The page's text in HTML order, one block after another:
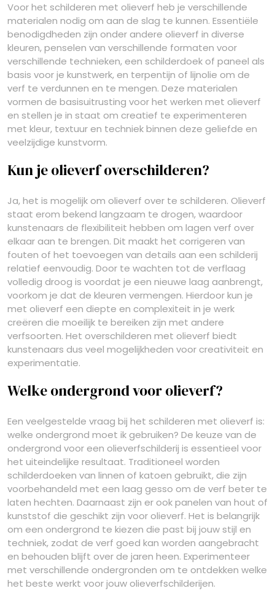
Voor het schilderen met olieverf heb je verschillende
materialen nodig om aan de slag te kunnen. Essentiële
benodigdheden zijn onder andere olieverf in diverse
kleuren, penselen van verschillende formaten voor
verschillende technieken, een schilderdoek of paneel als
basis voor je kunstwerk, en terpentijn of lijnolie om de
verf te verdunnen en te mengen. Deze materialen
vormen de basisuitrusting voor het werken met olieverf
en stellen je in staat om creatief te experimenteren
met kleur, textuur en techniek binnen deze geliefde en
veelzijdige kunstvorm.
Kun je olieverf overschilderen?
Ja, het is mogelijk om olieverf over te schilderen. Olieverf
staat erom bekend langzaam te drogen, waardoor
kunstenaars de flexibiliteit hebben om lagen verf over
elkaar aan te brengen. Dit maakt het corrigeren van
fouten of het toevoegen van details aan een schilderij
relatief eenvoudig. Door te wachten tot de verflaag
volledig droog is voordat je een nieuwe laag aanbrengt,
voorkom je dat de kleuren vermengen. Hierdoor kun je
met olieverf een diepte en complexiteit in je werk
creëren die moeilijk te bereiken zijn met andere
verfsoorten. Het overschilderen met olieverf biedt
kunstenaars dus veel mogelijkheden voor creativiteit en
experimentatie.
Welke ondergrond voor olieverf?
Een veelgestelde vraag bij het schilderen met olieverf is:
welke ondergrond moet ik gebruiken? De keuze van de
ondergrond voor een olieverfschilderij is essentieel voor
het uiteindelijke resultaat. Traditioneel worden
schilderdoeken van linnen of katoen gebruikt, die zijn
voorbehandeld met een laag gesso om de verf beter te
laten hechten. Daarnaast zijn er ook panelen van hout of
kunststof die geschikt zijn voor olieverf. Het is belangrijk
om een ondergrond te kiezen die past bij jouw stijl en
techniek, zodat de verf goed kan worden aangebracht
en behouden blijft over de jaren heen. Experimenteer
met verschillende ondergronden om te ontdekken welke
het beste werkt voor jouw olieverfschilderijen.